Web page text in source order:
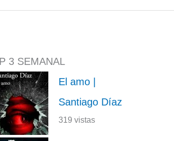
3 SEMANAL
El amo |
Santiago Díaz
319 vistas